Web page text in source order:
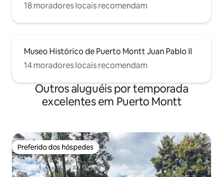
18 moradores locais recomendam
Museo Histórico de Puerto Montt Juan Pablo II
14 moradores locais recomendam
Outros aluguéis por temporada
excelentes em Puerto Montt
Preferido dos hóspedes
Preferido dos hóspedes